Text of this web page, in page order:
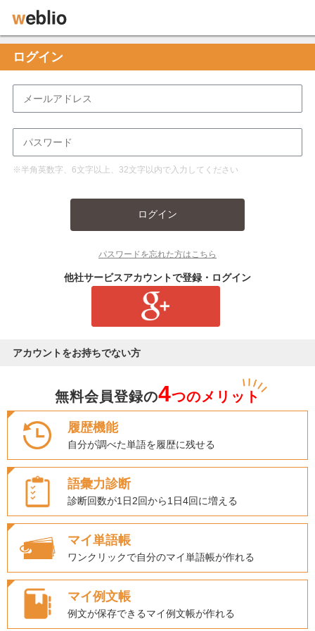
ログイン
※半角英数字、6文字以上、32文字以内で入力してください
ログイン
パスワードを忘れた方はこちら
他社サービスアカウントで登録・ログイン
アカウントをお持ちでない方
無料会員登録の4つのメリット
履歴機能
自分が調べた単語を履歴に残せる
語彙力診断
診断回数が1日2回から1日4回に増える
マイ単語帳
ワンクリックで自分のマイ単語帳が作れる
マイ例文帳
例文が保存できるマイ例文帳が作れる